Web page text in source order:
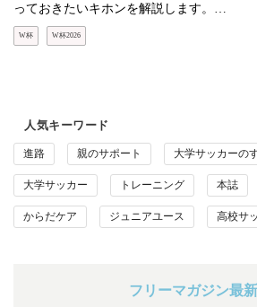
っておきたいキホンを解説します。…
W杯 W杯2026
人気キーワード
進路 親のサポート 大学サッカーの
大学サッカー トレーニング 本誌
からだケア ジュニアユース 高校サ
フリーマガジン最